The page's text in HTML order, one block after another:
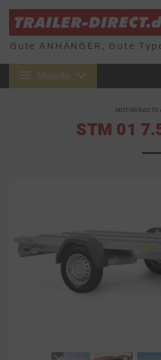
Gute ANHÄNGER, Gute
Modelle
STM 01